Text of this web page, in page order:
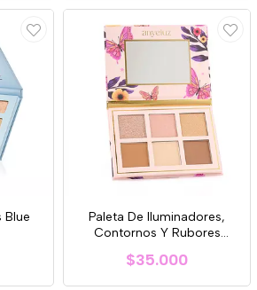
Blue
Paleta De Iluminadores,
Contornos Y Rubores
$35.000